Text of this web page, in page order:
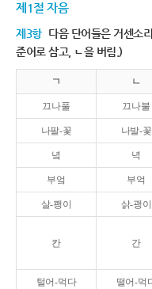
제1절 자음
제3항 다음 단어들은 거센소
준어로 삼고, ㄴ을 버림.)
ㄱ ㄴ
끄나풀 끄나불
나팔-꽃 나발-꽃
녘 녁
부엌 부억
살-쾡이 삵-괭이
칸 간
털어-먹다 떨어-먹